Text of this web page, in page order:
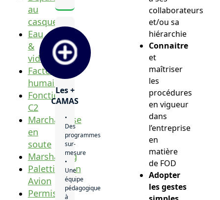
au
casque
Eau
&
vidange
Facteurs
humains
Fonction
C2
Marchandise
en
soute
Marshalling
Palettisation
Avion
Permis
Les +
CAMAS
•
Des
programmes
sur-
mesure
•
Une
équipe
pédagogique
à
collaborateurs
et/ou sa
hiérarchie
Connaitre
et
maîtriser
les
procédures
en vigueur
dans
l’entreprise
en
matière
de FOD
Adopter
les gestes